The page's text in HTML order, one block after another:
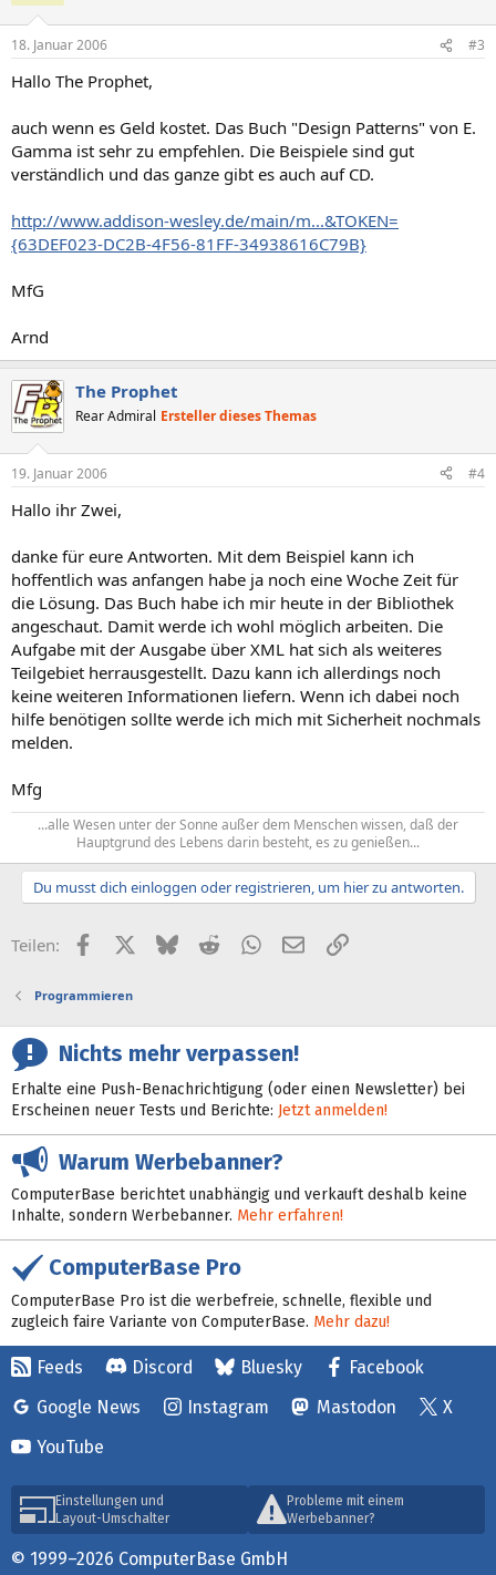
18. Januar 2006 #3
Hallo The Prophet,
auch wenn es Geld kostet. Das Buch "Design Patterns" von E.
Gamma ist sehr zu empfehlen. Die Beispiele sind gut
verständlich und das ganze gibt es auch auf CD.
http://www.addison-wesley.de/main/m...&TOKEN=
{63DEF023-DC2B-4F56-81FF-34938616C79B}
MfG
Arnd
The Prophet
Rear Admiral Ersteller dieses Themas
19. Januar 2006 #4
Hallo ihr Zwei,
danke für eure Antworten. Mit dem Beispiel kann ich
hoffentlich was anfangen habe ja noch eine Woche Zeit für
die Lösung. Das Buch habe ich mir heute in der Bibliothek
angeschaut. Damit werde ich wohl möglich arbeiten. Die
Aufgabe mit der Ausgabe über XML hat sich als weiteres
Teilgebiet herrausgestellt. Dazu kann ich allerdings noch
keine weiteren Informationen liefern. Wenn ich dabei noch
hilfe benötigen sollte werde ich mich mit Sicherheit nochmals
melden.
Mfg
...alle Wesen unter der Sonne außer dem Menschen wissen, daß der
Hauptgrund des Lebens darin besteht, es zu genießen...​
Du musst dich einloggen oder registrieren, um hier zu antworten.
Teilen: FacebookX (Twitter)
BlueskyRedditWhatsApp
E-MailLink
Programmieren
Nichts mehr verpassen!
Erhalte eine Push-Benachrichtigung (oder einen Newsletter) bei
Erscheinen neuer Tests und Berichte: Jetzt anmelden!
Warum Werbebanner?
ComputerBase berichtet unabhängig und verkauft deshalb keine
Inhalte, sondern Werbebanner. Mehr erfahren!
ComputerBase Pro
ComputerBase Pro ist die werbefreie, schnelle, flexible und
zugleich faire Variante von ComputerBase. Mehr dazu!
Feeds Discord Bluesky
Facebook
Google News
Instagram Mastodon
X
YouTube
Einstellungen und
Layout-Umschalter
Probleme mit einem
Werbebanner?
© 1999–2026 ComputerBase GmbH